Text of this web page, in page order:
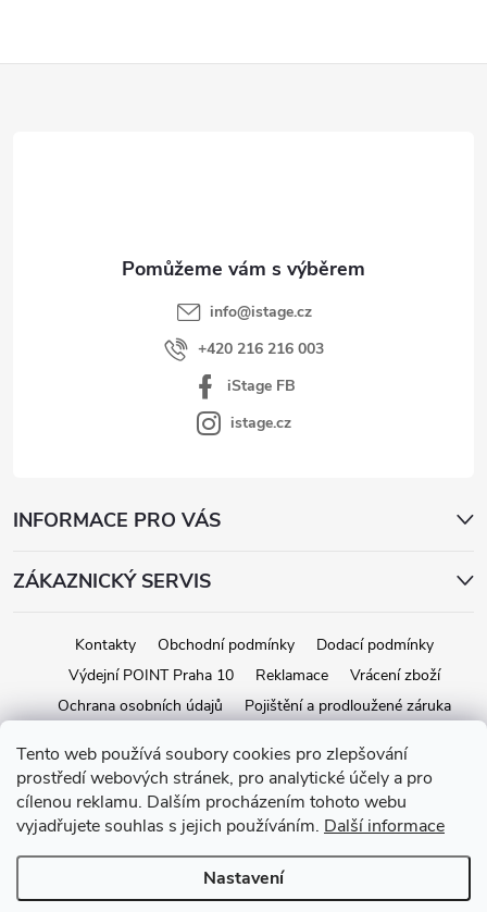
Tento web používá soubory cookies pro zlepšování
prostředí webových stránek, pro analytické účely a pro
cílenou reklamu. Dalším procházením tohoto webu
vyjadřujete souhlas s jejich používáním. Další informace
Nastavení
info@istage.cz
+420 216 216 003
iStage FB
istage.cz
INFORMACE PRO VÁS
ZÁKAZNICKÝ SERVIS
Kontakty Obchodní podmínky
Dodací podmínky
Výdejní POINT Praha 10
Reklamace
Vrácení zboží
Ochrana osobních údajů
Pojištění a prodloužené záruka
Vytvořil Shoptet
Copyright 2026iStage.cz. Všechna práva vyhrazena.Upravit nastavení
cookies